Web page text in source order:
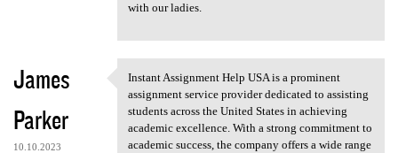
with our ladies.
James
Parker
10.10.2023
Instant Assignment Help USA
Instant Assignment Help USA is a prominent
assignment service provider dedicated to assisting
students across the United States in achieving
academic excellence. With a strong commitment to
academic success, the company offers a wide range